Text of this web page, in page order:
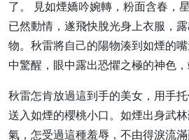
了。 見如煙嬌吟婉轉，粉面含春，
已然動情，遂飛快脫光身上衣服，
物。秋雷將自己的陽物湊到如煙的
中驚醒，眼中露出恐懼之極的神色，
秋雷怎肯放過這到手的美女，用手
送入如煙的櫻桃小口。如煙出身武
氣，怎受過這種羞辱，不由得淚流